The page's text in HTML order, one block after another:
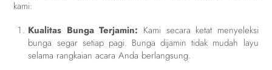
kami:
Kualitas Bunga Terjamin: Kami secara ketat menyeleksi
bunga segar setiap pagi. Bunga dijamin tidak mudah layu
selama rangkaian acara Anda berlangsung.